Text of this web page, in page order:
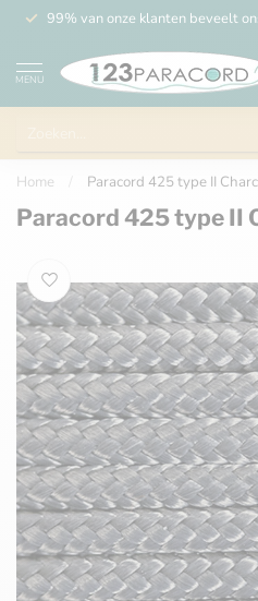
99% van onze klanten beveelt
MENU
Home Paracord 425 type II
Paracord 425 type II